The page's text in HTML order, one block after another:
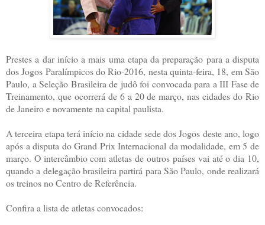
Prestes a dar início a mais uma etapa da preparação para a disputa
dos Jogos Paralímpicos do Rio-2016, nesta quinta-feira, 18, em São
Paulo, a Seleção Brasileira de judô foi convocada para a III Fase de
Treinamento, que ocorrerá de 6 a 20 de março, nas cidades do Rio
de Janeiro e novamente na capital paulista.
A terceira etapa terá início na cidade sede dos Jogos deste ano, logo
após a disputa do Grand Prix Internacional da modalidade, em 5 de
março. O intercâmbio com atletas de outros países vai até o dia 10,
quando a delegação brasileira partirá para São Paulo, onde realizará
os treinos no Centro de Referência.
Confira a lista de atletas convocados: